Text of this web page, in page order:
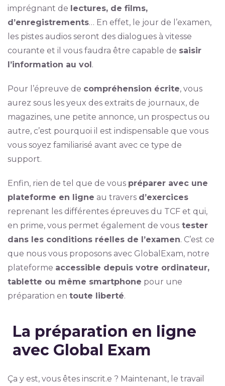
imprégnant de lectures, de films,
d’enregistrements… En effet, le jour de l’examen,
les pistes audios seront des dialogues à vitesse
courante et il vous faudra être capable de saisir
l’information au vol.
Pour l’épreuve de compréhension écrite, vous
aurez sous les yeux des extraits de journaux, de
magazines, une petite annonce, un prospectus ou
autre, c’est pourquoi il est indispensable que vous
vous soyez familiarisé avant avec ce type de
support.
Enfin, rien de tel que de vous préparer avec une
plateforme en ligne au travers d’exercices
reprenant les différentes épreuves du TCF et qui,
en prime, vous permet également de vous tester
dans les conditions réelles de l’examen. C’est ce
que nous vous proposons avec GlobalExam, notre
plateforme accessible depuis votre ordinateur,
tablette ou même smartphone pour une
préparation en toute liberté.
La préparation en ligne
avec Global Exam
Ça y est, vous êtes inscrit.e ? Maintenant, le travail